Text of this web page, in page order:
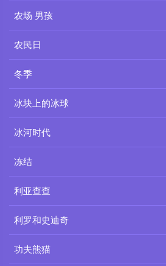
农场 男孩
农民日
冬季
冰块上的冰球
冰河时代
冻结
利亚查查
利罗和史迪奇
功夫熊猫